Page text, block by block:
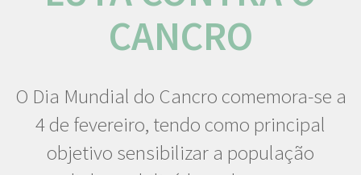
CANCRO
O Dia Mundial do Cancro comemora-se a
4 de fevereiro, tendo como principal
objetivo sensibilizar a população